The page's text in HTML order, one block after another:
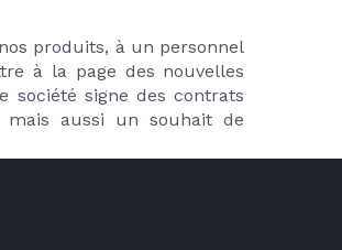
produits, à un personnel
à la page des nouvelles
société signe des contrats
mais aussi un souhait de